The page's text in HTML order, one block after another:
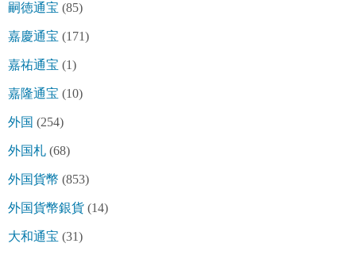
嗣徳通宝 (85)
嘉慶通宝 (171)
嘉祐通宝 (1)
嘉隆通宝 (10)
外国 (254)
外国札 (68)
外国貨幣 (853)
外国貨幣銀貨 (14)
大和通宝 (31)